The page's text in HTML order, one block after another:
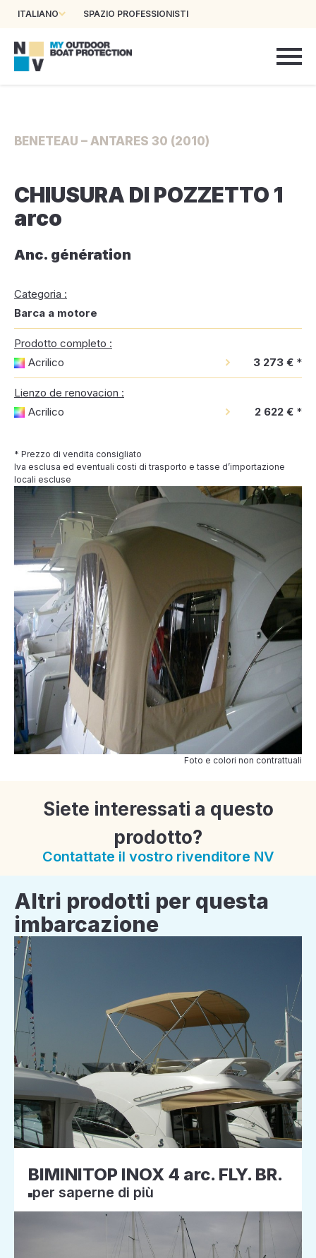
ITALIANO SPAZIO PROFESSIONISTI
BENETEAU – ANTARES 30 (2010)
CHIUSURA DI POZZETTO 1
arco
Anc. génération
Categoria :
Barca a motore
Prodotto completo :
Acrilico
3 273 € *
Lienzo de renovacion :
Acrilico
2 622 € *
* Prezzo di vendita consigliato
Iva esclusa ed eventuali costi di trasporto e tasse d’importazione
locali escluse
Foto e colori non contrattuali
Siete interessati a questo
prodotto?
Contattate il vostro rivenditore NV
Altri prodotti per questa
imbarcazione
BIMINITOP INOX 4 arc. FLY. BR.
per saperne di più